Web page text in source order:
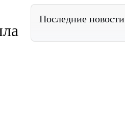
Последние новости